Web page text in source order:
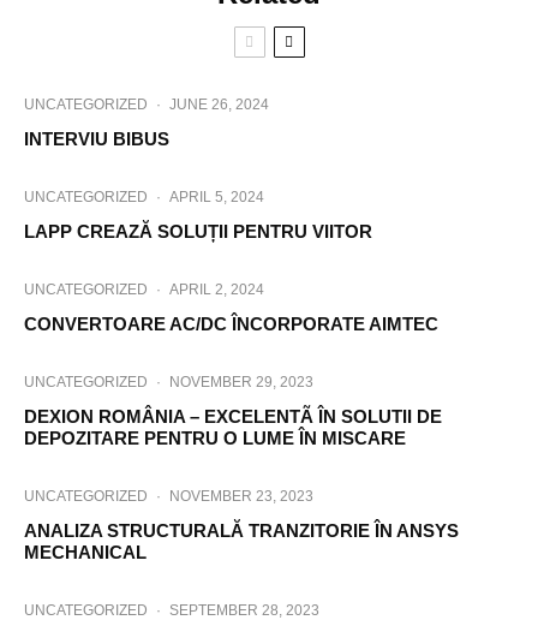
UNCATEGORIZED · JUNE 26, 2024
INTERVIU BIBUS
UNCATEGORIZED · APRIL 5, 2024
LAPP CREAZĂ SOLUȚII PENTRU VIITOR
UNCATEGORIZED · APRIL 2, 2024
CONVERTOARE AC/DC ÎNCORPORATE AIMTEC
UNCATEGORIZED · NOVEMBER 29, 2023
DEXION ROMÂNIA – EXCELENTÃ ÎN SOLUTII DE
DEPOZITARE PENTRU O LUME ÎN MISCARE
UNCATEGORIZED · NOVEMBER 23, 2023
ANALIZA STRUCTURALĂ TRANZITORIE ÎN ANSYS
MECHANICAL
UNCATEGORIZED · SEPTEMBER 28, 2023